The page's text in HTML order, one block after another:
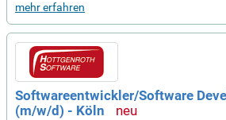
P.NET mit? Dann bist du bei uns genau
ne faire Vergütung, flexible
Sozialleistungen, einschließlich
gungszuschuss. Nutze deine Stärken
ment und profitiere von zahlreichen
erzahlungen. Bewirb dich jetzt und
arriere-Schritt!
mehr erfahren
Softwareentwickler/Software
(m/w/d) - Köln